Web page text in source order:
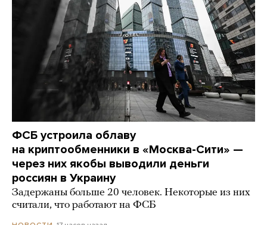
ФСБ устроила облаву
на криптообменники в «Москва-Сити» —
через них якобы выводили деньги
россиян в Украину
Задержаны больше 20 человек. Некоторые из них
считали, что работают на ФСБ